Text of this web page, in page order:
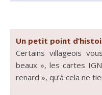
Un petit point
Cer­tains vil­la­geois
beaux », les cartes
renard », qu’à cela ne